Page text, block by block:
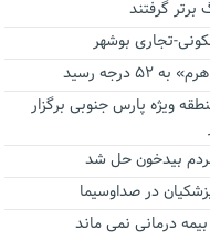
رسید
ویژه پارس جنوبی برگزار
در صداوسیما
درمانی نمی ماند